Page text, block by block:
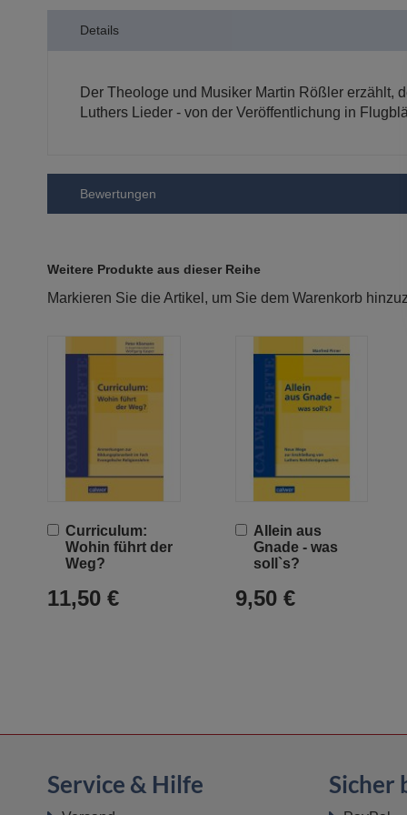
Bildergalerie
Details
Der Theologe und Musiker Martin Rößler erzählt,
Luthers Lieder - von der Veröffentlichung in
Bewertungen
Weitere Produkte aus dieser Reihe
Markieren Sie die Artikel, um Sie dem Warenkorb
Curriculum:
Wohin führt der
Weg?
11,50 €
In
den
Warenkorb
Allein aus
Gnade - was
soll`s?
9,50 €
In
den
Warenkorb
Service & Hilfe Sicher